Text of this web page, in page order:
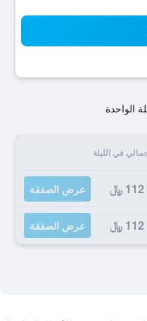
الواحدة
في الليلة
112 ﷼ عرض الصفقة
112 ﷼ عرض الصفقة